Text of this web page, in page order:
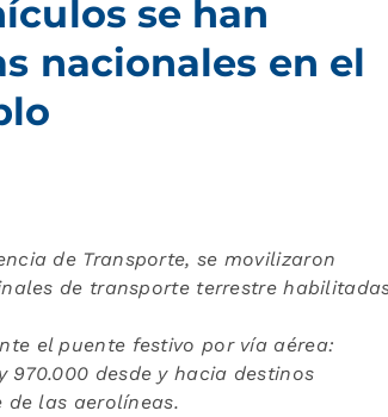
se han
nacionales en el
de Transporte, se movilizaron
de transporte terrestre
el puente festivo por vía aérea:
desde y hacia destinos
las aerolíneas.